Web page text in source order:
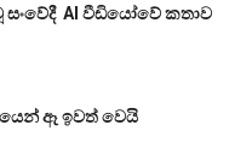
AI වීඩියෝවේ කතාව
ඈ ඉවත් වෙයි